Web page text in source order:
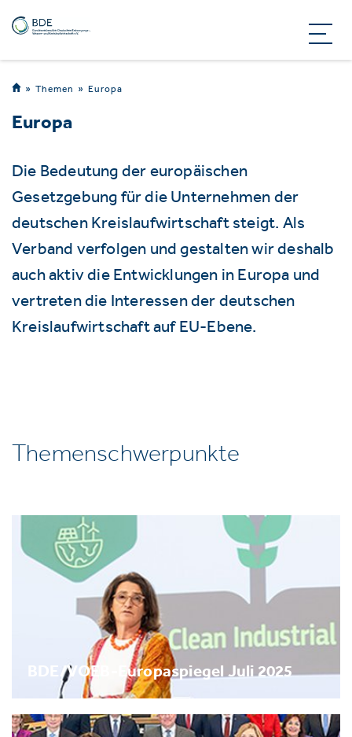
Themen Europa
Europa
Die Bedeutung der europäischen
Gesetzgebung für die Unternehmen der
deutschen Kreislaufwirtschaft steigt. Als
Verband verfolgen und gestalten wir deshalb
auch aktiv die Entwicklungen in Europa und
vertreten die Interessen der deutschen
Kreislaufwirtschaft auf EU-Ebene.
Themenschwerpunkte
BDE/VOEB-Europaspiegel Juli 2025